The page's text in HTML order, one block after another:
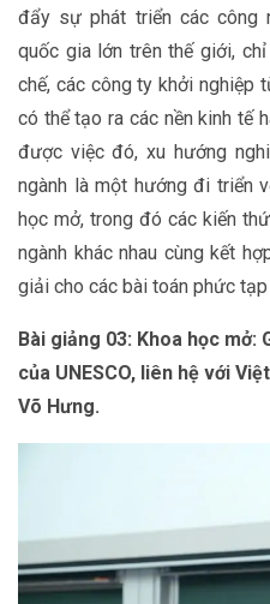
đẩy sự phát triển các công
quốc gia lớn trên thế giới,
chế, các công ty khởi nghiệp
có thể tạo ra các nền kinh tế
được việc đó, xu hướng
ngành là một hướng đi triển
học mở, trong đó các kiến
ngành khác nhau cùng kết
giải cho các bài toán phức
Bài giảng 03: Khoa học mở:
của UNESCO, liên hệ với
Võ Hưng.